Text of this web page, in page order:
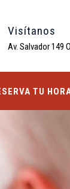
Visítanos
Av. Salvador 149
TU